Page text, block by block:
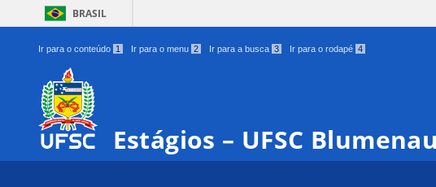
BRASIL
Ir para o conteúdo 1 Ir para o menu 2 Ir para a busca 3 Ir para o rodapé 4
Estágios – UFSC Blumenau